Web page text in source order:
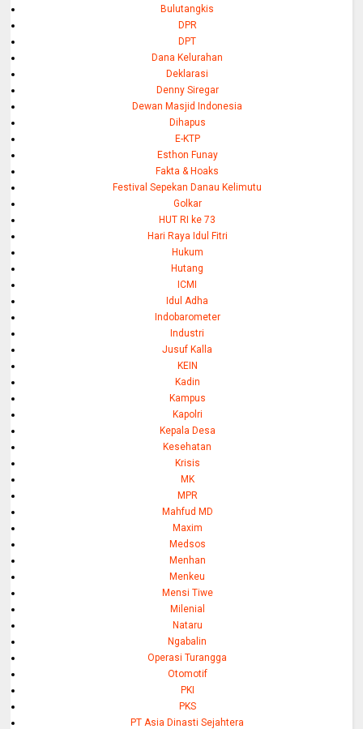
Bulutangkis
DPR
DPT
Dana Kelurahan
Deklarasi
Denny Siregar
Dewan Masjid Indonesia
Dihapus
E-KTP
Esthon Funay
Fakta & Hoaks
Festival Sepekan Danau Kelimutu
Golkar
HUT RI ke 73
Hari Raya Idul Fitri
Hukum
Hutang
ICMI
Idul Adha
Indobarometer
Industri
Jusuf Kalla
KEIN
Kadin
Kampus
Kapolri
Kepala Desa
Kesehatan
Krisis
MK
MPR
Mahfud MD
Maxim
Medsos
Menhan
Menkeu
Mensi Tiwe
Milenial
Nataru
Ngabalin
Operasi Turangga
Otomotif
PKI
PKS
PT Asia Dinasti Sejahtera